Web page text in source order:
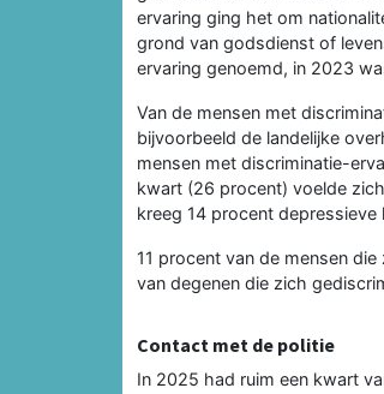
ervaring ging het om
grond van godsdienst of
ervaring genoemd, in 2023
Van de mensen met
bijvoorbeeld de landelijke
mensen met discriminatie-
kwart (26 procent) voelde
kreeg 14 procent
11 procent van de mensen
van degenen die zich
Contact met de politie
In 2025 had ruim een kwart